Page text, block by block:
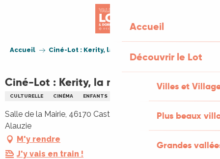
Accueil
Découvrir le Lot
Villes et
Plus beaux
Grandes
Accueil Ciné-Lot : Kerity, la maison des contes
Ciné-Lot : Kerity, la maison des contes
CULTURELLE CINÉMA ENFANTS
Salle de la Mairie, 46170 Castelnau Montratier-Sainte
Alauzie
M'y rendre
J'y vais en train !